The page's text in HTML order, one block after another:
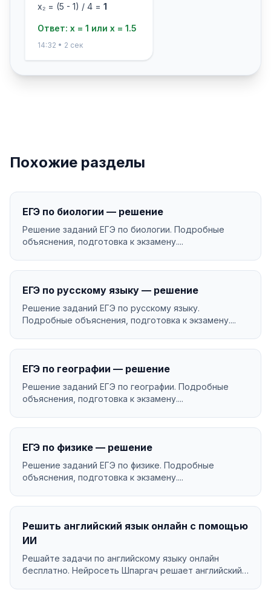
x₂ = (5 - 1) / 4 = 1
Ответ: x = 1 или x = 1.5
14:32 • 2 сек
Похожие разделы
ЕГЭ по биологии — решение
Решение заданий ЕГЭ по биологии. Подробные
объяснения, подготовка к экзамену....
ЕГЭ по русскому языку — решение
Решение заданий ЕГЭ по русскому языку.
Подробные объяснения, подготовка к экзамену....
ЕГЭ по географии — решение
Решение заданий ЕГЭ по географии. Подробные
объяснения, подготовка к экзамену....
ЕГЭ по физике — решение
Решение заданий ЕГЭ по физике. Подробные
объяснения, подготовка к экзамену....
Решить английский язык онлайн с помощью
ИИ
Решайте задачи по английскому языку онлайн
бесплатно. Нейросеть Шпаргач решает английский